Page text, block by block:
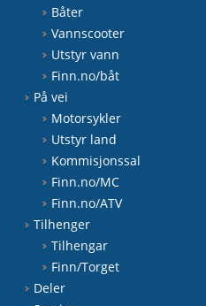
Båter
Vannscooter
Utstyr vann
Finn.no/båt
På vei
Motorsykler
Utstyr land
Kommisjonssal
Finn.no/MC
Finn.no/ATV
Tilhenger
Tilhengar
Finn/Torget
Deler